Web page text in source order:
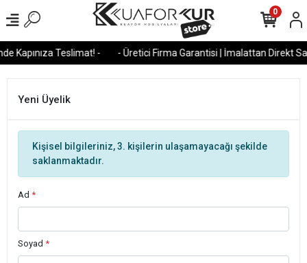
Kapınıza Teslimat! - - Üretici Firma Garantisi | İmalattan Direkt
0
Yeni Üyelik
Kişisel bilgileriniz, 3. kişilerin ulaşamayacağı şekilde
saklanmaktadır.
Ad *
Soyad *